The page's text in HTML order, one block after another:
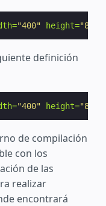
"400" height="800"
definición
"400" height="800"
de compilación
con los
de las
realizar
encontrará